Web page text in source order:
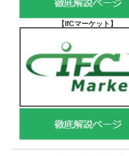
【IfCマーケット 】